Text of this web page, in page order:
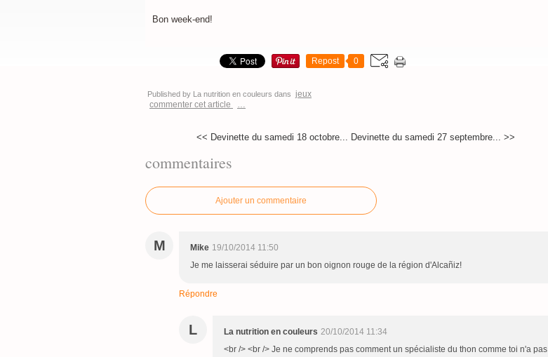
Bon week-end!
Repost 0
Published by La nutrition en couleurs dans jeux
commenter cet article
…
<< Devinette du samedi 18 octobre... Devinette du samedi 27 septembre... >>
commentaires
Ajouter un commentaire
M Mike 19/10/2014 11:50
Je me laisserai séduire par un bon oignon rouge de la région d'Alcañiz!
Répondre
L La nutrition en couleurs 20/10/2014 11:34
<br /> <br /> Je ne comprends pas comment un spécialiste du thon comme toi n'a pas